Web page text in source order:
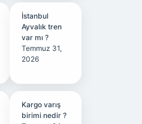
İstanbul
Ayvalık tren
var mı ?
Temmuz 31,
2026
Kargo varış
birimi nedir ?